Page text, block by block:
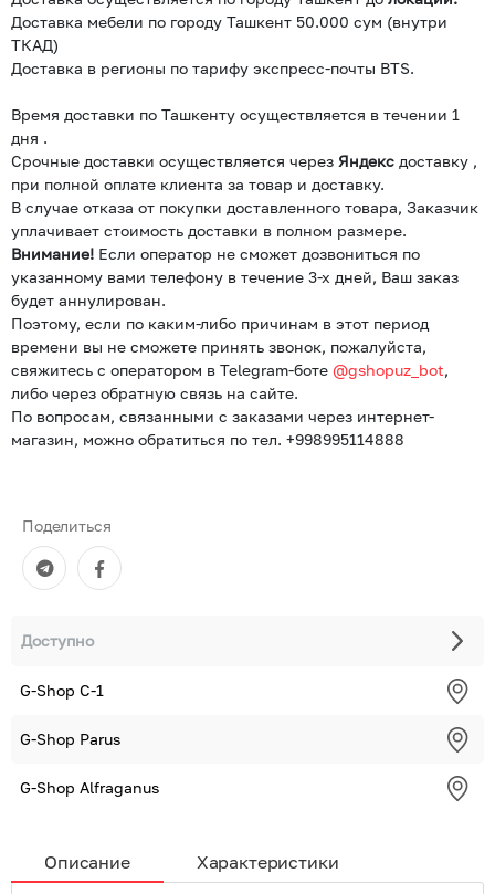
Доставка мебели по городу Ташкент 50.000 сум (внутри
ТКАД)
Доставка в регионы по тарифу экспресс-почты BTS.
Время доставки по Ташкенту осуществляется в течении 1
дня .
Срочные доставки осуществляется через Яндекс доставку ,
при полной оплате клиента за товар и доставку.
В случае отказа от покупки доставленного товара, Заказчик
уплачивает стоимость доставки в полном размере.
Внимание! Если оператор не сможет дозвониться по
указанному вами телефону в течение 3-х дней, Ваш заказ
будет аннулирован.
Поэтому, если по каким-либо причинам в этот период
времени вы не сможете принять звонок, пожалуйста,
свяжитесь с оператором в Telegram-боте @gshopuz_bot,
либо через обратную связь на сайте.
По вопросам, связанными с заказами через интернет-
магазин, можно обратиться по тел. +998995114888
Поделиться
Доступно
G-Shop С-1
G-Shop Parus
G-Shop Alfraganus
Описание Характеристики